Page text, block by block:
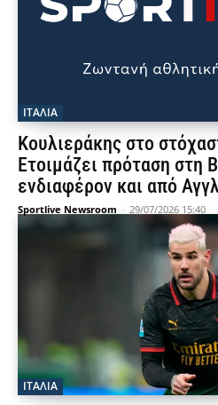
ΙΤΑΛΙΑ
Κουλιεράκης στο
Ετοιμάζει πρόταση στη
ενδιαφέρον και από
Sportlive Newsroom - 29/07/2026 15:40
ΙΤΑΛΙΑ